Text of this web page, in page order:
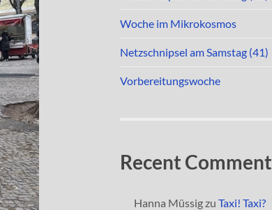
Woche im Mikrokosmos
Netzschnipsel am Samstag (41)
Vorbereitungswoche
Recent Comment
Hanna Müssigzu Taxi! Taxi?